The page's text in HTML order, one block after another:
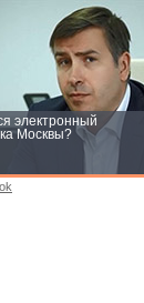
электронный
Москвы?